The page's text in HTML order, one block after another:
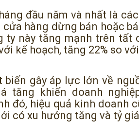
đầu năm và nhất là
hàng dừng bán hoặc
ty này tăng mạnh trên
kế hoạch, tăng 22% so
biến gây áp lực lớn về
tăng khiến doanh
đó, hiệu quả kinh doanh
có xu hướng tăng và tỷ